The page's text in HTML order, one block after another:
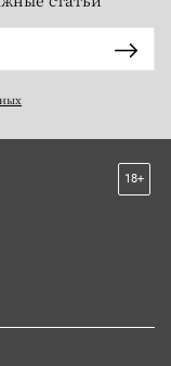
18+